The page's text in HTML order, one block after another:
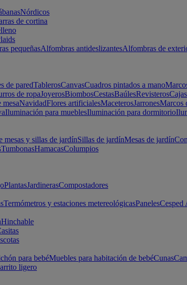
Nórdicos
de cortina
pequeñasAlfombras antideslizantesAlfombras de
de paredTablerosCanvasCuadros pintados a mano
de ropaJoyerosBiombosCestasBaúlesRevisterosCajas
mesaNavidadFlores artificialesMaceterosJarronesMarcos
Iluminación para mueblesIluminación para dormitorio
mesas y sillas de jardínSillas de jardínMesas de jardín
TumbonasHamacasColumpios
PlantasJardinerasCompostadores
Termómetros y estaciones metereológicasPanelesCesped
Hinchable
para bebéMuebles para habitación de bebéCunas
ligero